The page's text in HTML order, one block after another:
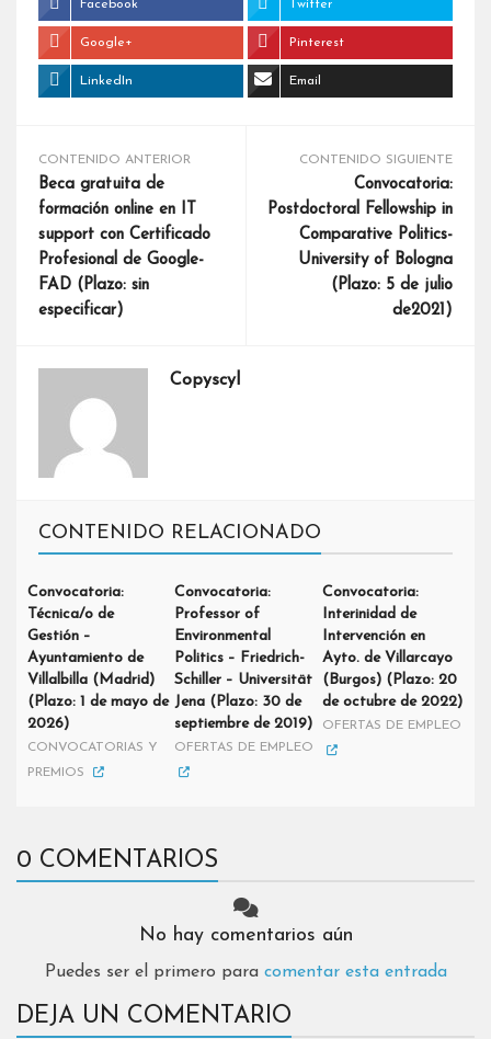
Facebook Twitter
Google+ Pinterest
LinkedIn Email
CONTENIDO ANTERIOR
Beca gratuita de
formación online en IT
support con Certificado
Profesional de Google-
FAD (Plazo: sin
especificar)
CONTENIDO SIGUIENTE
Convocatoria:
Postdoctoral Fellowship in
Comparative Politics-
University of Bologna
(Plazo: 5 de julio
de2021)
Copyscyl
CONTENIDO RELACIONADO
Convocatoria:
Técnica/o de
Gestión –
Ayuntamiento de
Villalbilla (Madrid)
(Plazo: 1 de mayo de
2026)
CONVOCATORIAS Y
PREMIOS
Convocatoria:
Professor of
Environmental
Politics – Friedrich-
Schiller – Universität
Jena (Plazo: 30 de
septiembre de 2019)
OFERTAS DE EMPLEO
Convocatoria:
Interinidad de
Intervención en
Ayto. de Villarcayo
(Burgos) (Plazo: 20
de octubre de 2022)
OFERTAS DE EMPLEO
0 COMENTARIOS
No hay comentarios aún
Puedes ser el primero para comentar esta entrada
DEJA UN COMENTARIO